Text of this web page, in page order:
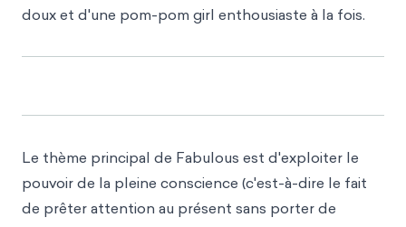
doux et d'une pom-pom girl enthousiaste à la fois.
Le thème principal de Fabulous est d'exploiter le
pouvoir de la pleine conscience (c'est-à-dire le fait
de prêter attention au présent sans porter de